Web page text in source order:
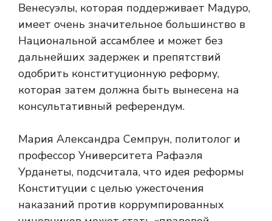
Венесуэлы, которая поддерживает Мадуро,
имеет очень значительное большинство в
Национальной ассамблее и может без
дальнейших задержек и препятствий
одобрить конституционную реформу,
которая затем должна быть вынесена на
консультативный референдум.
Мария Александра Семпрун, политолог и
профессор Университета Рафаэля
Урданеты, подсчитала, что идея реформы
Конституции с целью ужесточения
наказаний против коррумпированных